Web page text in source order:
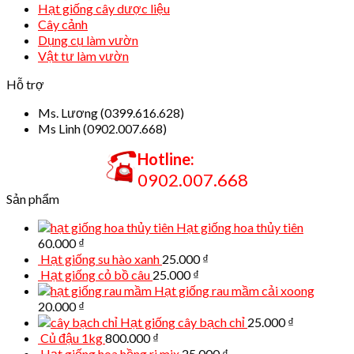
Hạt giống cây dược liệu
Cây cảnh
Dụng cụ làm vườn
Vật tư làm vườn
Hỗ trợ
Ms. Lương (0399.616.628)
Ms Linh (0902.007.668)
Hotline:
0902.007.668
Sản phẩm
Hạt giống hoa thủy tiên
60.000₫
Hạt giống su hào xanh 25.000₫
Hạt giống cỏ bồ câu 25.000₫
Hạt giống rau mầm cải xoong
20.000₫
Hạt giống cây bạch chỉ 25.000₫
Củ đậu 1kg800.000₫